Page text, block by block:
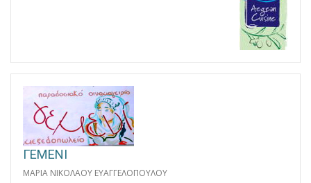
ΓΕΜΕΝΙ
ΜΑΡΙΑ ΝΙΚΟΛΑΟΥ ΕΥΑΓΓΕΛΟΠΟΥΛΟΥ